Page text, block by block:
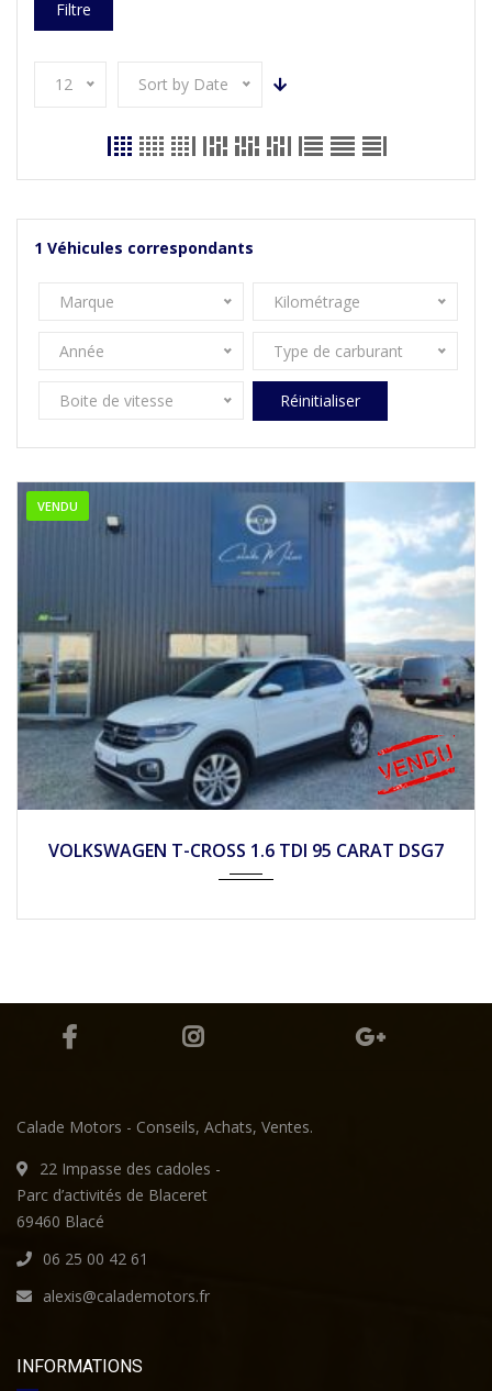
Filtre
12 Sort by Date
1 Véhicules correspondants
Marque Kilométrage
Année Type de carburant
Boite de vitesse Réinitialiser
VENDU
VOLKSWAGEN T-CROSS 1.6 TDI 95 CARAT DSG7
Calade Motors - Conseils, Achats, Ventes.
22 Impasse des cadoles -
Parc d’activités de Blaceret
69460 Blacé
06 25 00 42 61
alexis@calademotors.fr
INFORMATIONS